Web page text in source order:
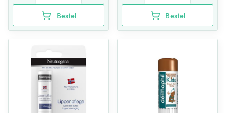
Bestel Bestel